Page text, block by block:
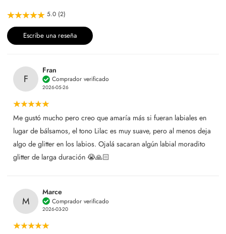
5.0 (2)
Escribe una reseña
F
Fran
Comprador verificado
2026-05-26
Me gustó mucho pero creo que amaría más si fueran labiales en
lugar de bálsamos, el tono Lilac es muy suave, pero al menos deja
algo de glitter en los labios. Ojalá sacaran algún labial moradito
glitter de larga duración 😭🙏🏻
M
Marce
Comprador verificado
2026-03-20